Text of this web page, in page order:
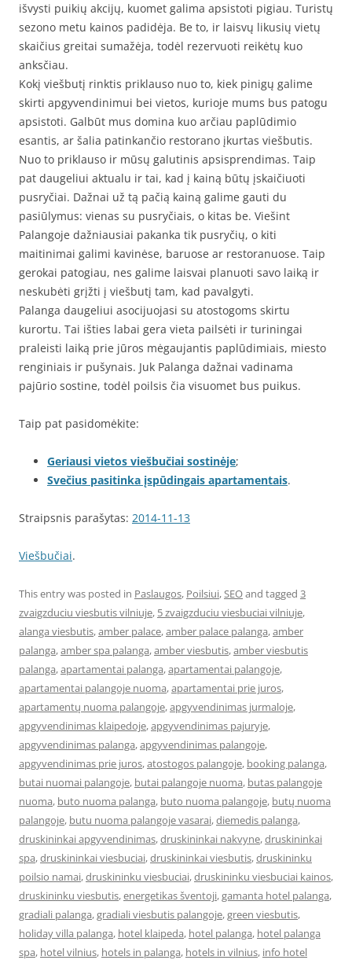
išvysti puikių akcijų, kuomet galima apsistoti pigiau. Turistų
sezono metu kainos padidėja. Be to, ir laisvų likusių vietų
skaičius greitai sumažėja, todėl rezervuoti reikėtų kuo
anksčiau.
Kokį viešbutį rinktis priklauso nuo to, kiek pinigų galime
skirti apgyvendinimui bei vietos, kurioje mums bus patogu
apsistoti. Galbūt mus domina kuo arčiau paplūdimio
esantis, ar šalia patinkančio restorano įkurtas viešbutis.
Nuo to priklauso ir mūsų galutinis apsisprendimas. Taip
pat daugeliui aktualu ir tai, kad į kainą būtų įskaičiuoti
pusryčiai. Dažnai už tą pačią kainą galime gauti du
pasiūlymus: vienas su pusryčiais, o kitas be. Viešint
Palangoje dažniausiai pakanka tik pusryčių, o kiti
maitinimai galimi kavinėse, baruose ar restoranuose. Taip
gerokai patogiau, nes galime laisvai planuoti savo laiką ir
neskubėti grįžti į viešbutį tam, kad pavalgyti.
Palanga daugeliui asocijuojasi su atostogoms skirtu
kurortu. Tai išties labai gera vieta pailsėti ir turiningai
praleisti laiką prie jūros mėgaujantis paplūdimiais, miesto
renginiais ir pušynais. Juk Palanga dažnai vadinama
pajūrio sostine, todėl poilsis čia visuomet bus puikus.
Taip pat pasidomėkite:
Geriausi vietos viešbučiai sostinėje;
Svečius pasitinka įspūdingais apartamentais.
Straipsnis parašytas: 2014-11-13
Viešbučiai.
This entry was posted in Paslaugos, Poilsiui,SEOand tagged 3
zvaigzduciu viesbutis vilniuje, 5 zvaigzduciu viesbuciai vilniuje,
alanga viesbutis,amber palace,amber palace palanga,amber
palanga,amber spa palanga,amber viesbutis,amber viesbutis
palanga,apartamentai palanga,apartamentai palangoje,
apartamentai palangoje nuoma,apartamentai prie juros,
apartamentų nuoma palangoje,apgyvendinimas jurmaloje,
apgyvendinimas klaipedoje,apgyvendinimas pajuryje,
apgyvendinimas palanga,apgyvendinimas palangoje,
apgyvendinimas prie juros,atostogos palangoje, booking palanga,
butai nuomai palangoje, butai palangoje nuoma, butas palangoje
nuoma, buto nuoma palanga, buto nuoma palangoje, butų nuoma
palangoje, butu nuoma palangoje vasarai,diemedis palanga,
druskininkai apgyvendinimas,druskininkai nakvyne,druskininkai
spa,druskininkai viesbuciai,druskininkai viesbutis,druskininku
poilsio namai,druskininku viesbuciai,druskininku viesbuciai kainos,
druskininku viesbutis,energetikas šventoji,gamanta hotel palanga,
gradiali palanga,gradiali viesbutis palangoje,green viesbutis,
holiday villa palanga, hotel klaipeda, hotel palanga, hotel palanga
spa, hotel vilnius, hotels in palanga, hotels in vilnius, info hotel